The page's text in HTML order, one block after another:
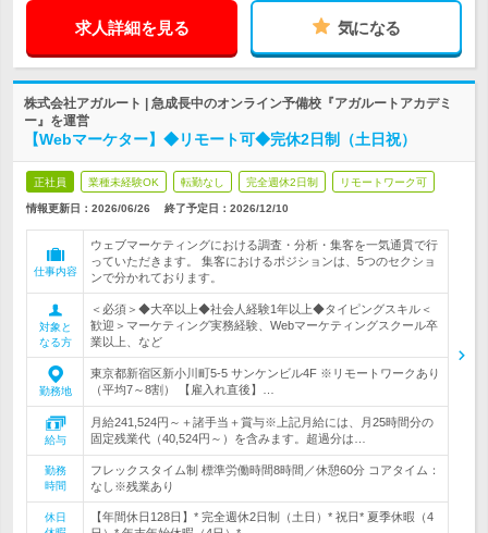
求人詳細を見る 気になる
株式会社アガルート | 急成長中のオンライン予備校『アガルートアカデミ
ー』を運営
【Webマーケター】◆リモート可◆完休2日制（土日祝）
正社員 業種未経験OK 転勤なし 完全週休2日制 リモートワーク可
情報更新日：2026/06/26 終了予定日： 2026/12/10
仕事内容
ウェブマーケティングにおける調査・分析・集客を一気通貫で行
っていただきます。 集客におけるポジションは、5つのセクショ
ンで分かれております。
対象と
なる方
＜必須＞◆大卒以上◆社会人経験1年以上◆タイピングスキル＜
歓迎＞マーケティング実務経験、Webマーケティングスクール卒
業以上、など
勤務地
東京都新宿区新小川町5-5 サンケンビル4F ※リモートワークあり
（平均7～8割） 【雇入れ直後】…
給与
月給241,524円～＋諸手当＋賞与※上記月給には、月25時間分の
固定残業代（40,524円～）を含みます。超過分は…
勤務
時間
フレックスタイム制 標準労働時間8時間／休憩60分 コアタイム：
なし※残業あり
休日
【年間休日128日】* 完全週休2日制（土日）* 祝日* 夏季休暇（4